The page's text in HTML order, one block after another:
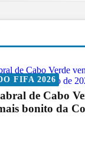
FIFA 2026
de Cabo
bonito da